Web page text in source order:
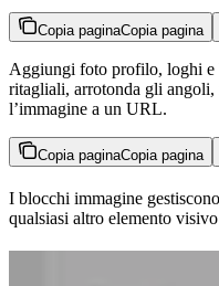
Copia paginaCopia pagina
Aggiungi foto profilo, loghi e
ritagliali, arrotonda gli angoli,
l’immagine a un URL.
Copia paginaCopia pagina
I blocchi immagine
qualsiasi altro elemento